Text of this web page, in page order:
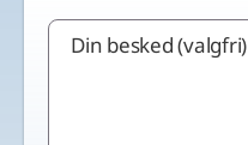
Din besked (valgfri)